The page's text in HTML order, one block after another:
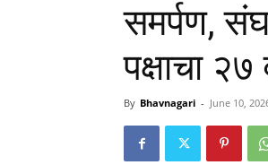
समर्पण,
पक्षाचा २७
By Bhavnagari - June 10,